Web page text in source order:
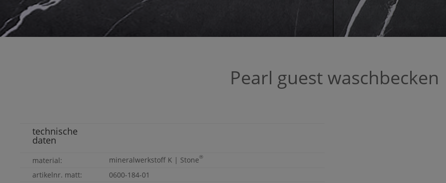
Pearl guest waschbecken
technische
daten
material: mineralwerkstoff K | Stone®
artikelnr. matt:
0600-184-01